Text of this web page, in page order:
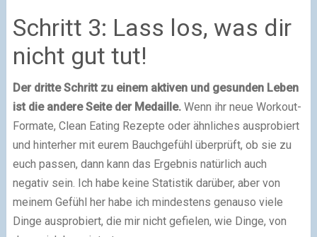
Schritt 3: Lass los, was dir
nicht gut tut!
Der dritte Schritt zu einem aktiven und gesunden Leben
ist die andere Seite der Medaille.Wenn ihr neue Workout-
Formate, Clean Eating Rezepte oder ähnliches ausprobiert
und hinterher mit eurem Bauchgefühl überprüft, ob sie zu
euch passen, dann kann das Ergebnis natürlich auch
negativ sein. Ich habe keine Statistik darüber, aber von
meinem Gefühl her habe ich mindestens genauso viele
Dinge ausprobiert, die mir nicht gefielen, wie Dinge, von